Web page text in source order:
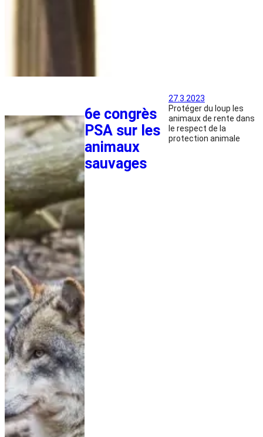
6e congrès
PSA sur les
animaux
sauvages
27.3.2023
Protéger du loup les
animaux de rente dans
le respect de la
protection animale